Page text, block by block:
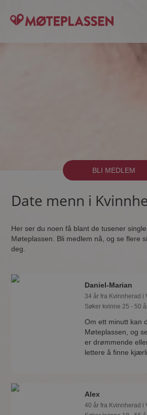
BLI MEDLEM
Date menn i
Her ser du noen få blant de tusener
Møteplassen. Bli medlem nå, og se flere
deg.
Daniel-Marian
34 år fra Kvinnherad i
Søker kvinne 25 - 50
Om ett minutt kan
Møteplassen, og
er drømmende
lettere å finne
Alex
40 år fra Kvinnherad i